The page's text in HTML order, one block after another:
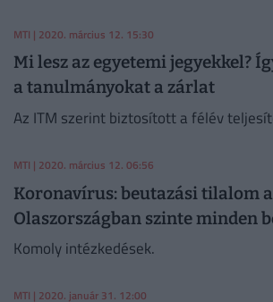
MTI | 2020. március 12. 15:30
Mi lesz az egyetemi jegyekkel?
a tanulmányokat a zárlat
Az ITM szerint biztosított a félév
MTI | 2020. március 12. 06:56
Koronavírus: beutazási tilalom
Olaszországban szinte minden
Komoly intézkedések.
MTI | 2020. január 31. 12:00